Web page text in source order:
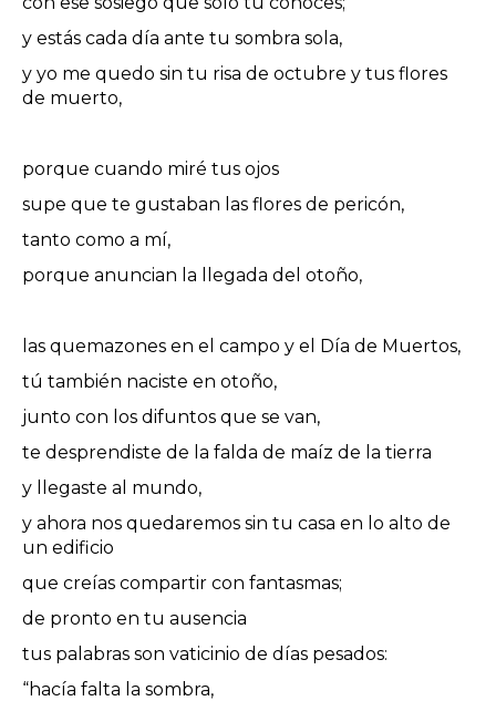
y estás cada día ante tu sombra sola,
y yo me quedo sin tu risa de octubre y tus flores
de muerto,
porque cuando miré tus ojos
supe que te gustaban las flores de pericón,
tanto como a mí,
porque anuncian la llegada del otoño,
las quemazones en el campo y el Día de Muertos,
tú también naciste en otoño,
junto con los difuntos que se van,
te desprendiste de la falda de maíz de la tierra
y llegaste al mundo,
y ahora nos quedaremos sin tu casa en lo alto de
un edificio
que creías compartir con fantasmas;
de pronto en tu ausencia
tus palabras son vaticinio de días pesados:
“hacía falta la sombra,